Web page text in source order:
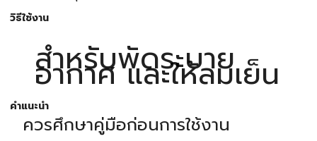
วิธีใช้งาน
สำหรับพัดระบาย
อากาศ และให้ลมเย็น
คำแนะนำ
ควรศึกษาคู่มือก่อนการใช้งาน